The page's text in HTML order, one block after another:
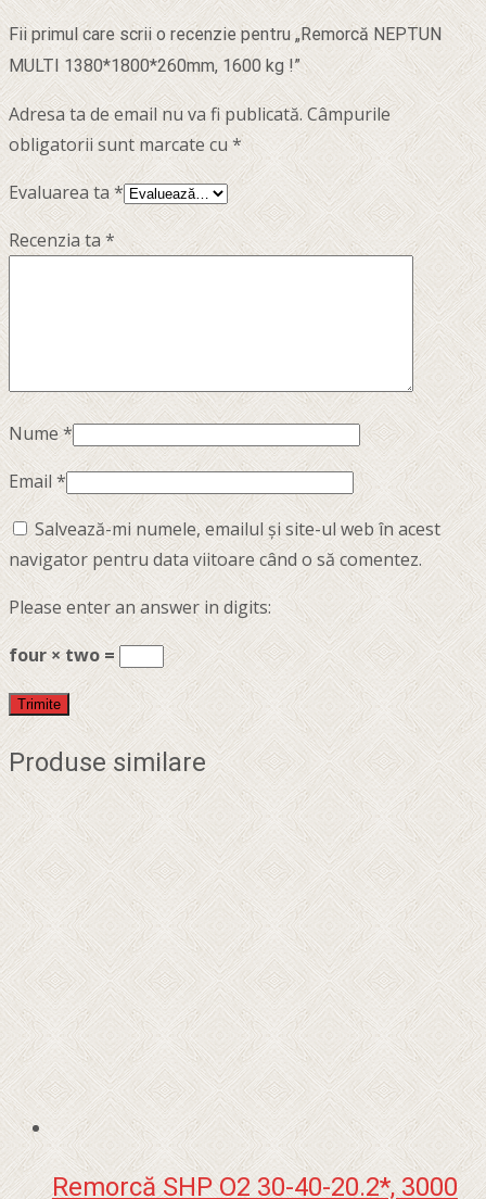
Fii primul care scrii o recenzie pentru „Remorcă NEPTUN
MULTI 1380*1800*260mm, 1600 kg !”
Adresa ta de email nu va fi publicată. Câmpurile
obligatorii sunt marcate cu*
Evaluarea ta*
Recenzia ta*
Nume*
Email*
Salvează-mi numele, emailul și site-ul web în acest
navigator pentru data viitoare când o să comentez.
Please enter an answer in digits:
four × two =
Produse similare
Remorcă SHP O2 30-40-20.2*, 3000